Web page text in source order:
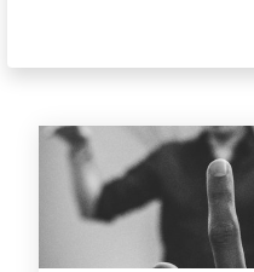
Risorse
online